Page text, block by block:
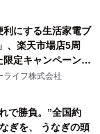
」の 特別プログ
ィーチャーしたアニ
にする生活家電ブ
、楽天市場店5周
定キャンペーンを
ライフ株式会社
で勝負。”全国約
ぎを、 うなぎの頭